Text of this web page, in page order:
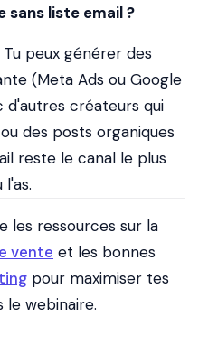
sans liste email ?
peux générer des
(Meta Ads ou Google
d'autres créateurs qui
des posts organiques
reste le canal le plus
les ressources sur la
vente et les bonnes
pour maximiser tes
le webinaire.